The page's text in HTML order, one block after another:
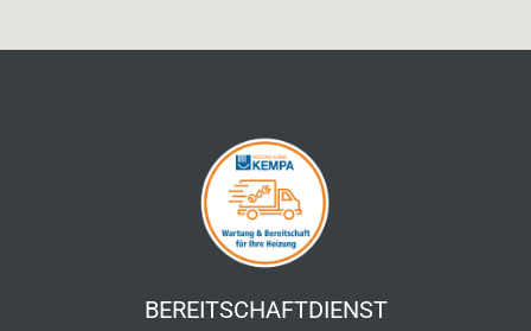
BEREITSCHAFTDIENST